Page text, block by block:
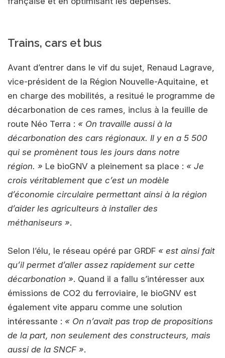
Trains, cars et bus
Avant d’entrer dans le vif du sujet, Renaud Lagrave,
vice-président de la Région Nouvelle-Aquitaine, et
en charge des mobilités, a resitué le programme de
décarbonation de ces rames, inclus à la feuille de
route Néo Terra : « On travaille aussi à la
décarbonation des cars régionaux. Il y en a 5 500
qui se promènent tous les jours dans notre
région. » Le bioGNV a pleinement sa place : « Je
crois véritablement que c’est un modèle
d’économie circulaire permettant ainsi à la région
d’aider les agriculteurs à installer des
méthaniseurs ».
Selon l’élu, le réseau opéré par GRDF « est ainsi fait
qu’il permet d’aller assez rapidement sur cette
décarbonation ». Quand il a fallu s’intéresser aux
émissions de CO2 du ferroviaire, le bioGNV est
également vite apparu comme une solution
intéressante : « On n’avait pas trop de propositions
de la part, non seulement des constructeurs, mais
aussi de la SNCF ».